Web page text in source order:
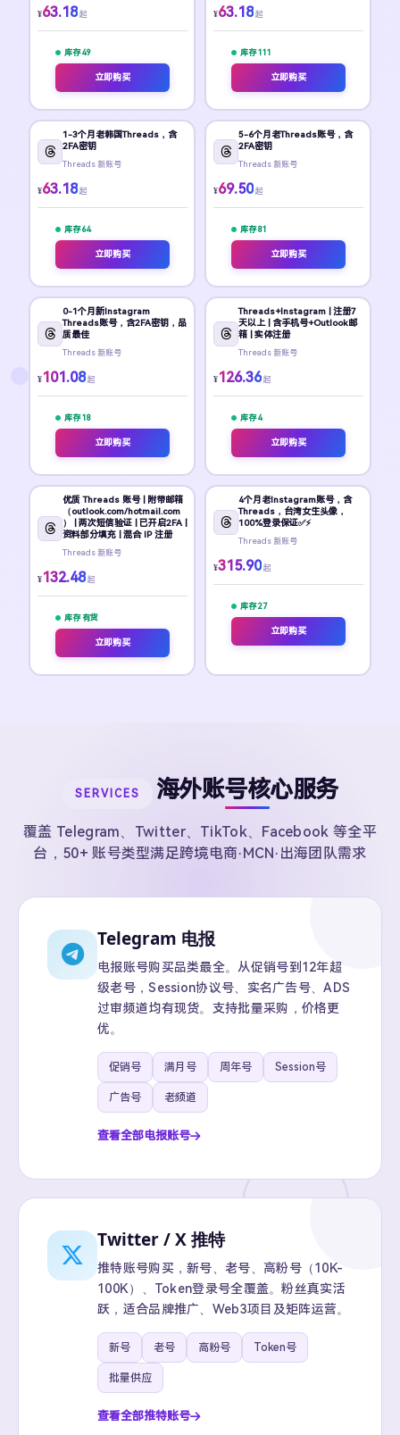
¥63.18 起
库存 49
立即购买
¥63.18 起
库存 111
立即购买
1-3个月老韩国Threads，含
2FA密钥
Threads 新账号
¥63.18 起
库存 64
立即购买
5-6个月老Threads账号，含
2FA密钥
Threads 新账号
¥69.50 起
库存 81
立即购买
0-1个月新Instagram
Threads账号，含2FA密钥，品
质最佳
Threads 新账号
¥101.08 起
库存 18
立即购买
Threads+Instagram | 注册7
天以上 | 含手机号+Outlook邮
箱 | 实体注册
Threads 新账号
¥126.36 起
库存 4
立即购买
优质 Threads 账号 | 附带邮箱
（outlook.com/hotmail.com
） | 两次短信验证 | 已开启2FA |
资料部分填充 | 混合 IP 注册
Threads 新账号
¥132.48 起
库存 有货
立即购买
4个月老Instagram账号，含
Threads，台湾女生头像，
100%登录保证✅⚡
Threads 新账号
¥315.90 起
库存 27
立即购买
SERVICES 海外账号核心服务
覆盖 Telegram、Twitter、TikTok、Facebook 等全平
台，50+ 账号类型满足跨境电商·MCN·出海团队需求
Telegram 电报
电报账号购买品类最全。从促销号到12年超
级老号，Session协议号、实名广告号、ADS
过审频道均有现货。支持批量采购，价格更
优。
促销号 满月号 周年号 Session号
广告号 老频道
查看全部电报账号
Twitter / X 推特
推特账号购买，新号、老号、高粉号（10K-
100K）、Token登录号全覆盖。粉丝真实活
跃，适合品牌推广、Web3项目及矩阵运营。
新号 老号 高粉号 Token号
批量供应
查看全部推特账号